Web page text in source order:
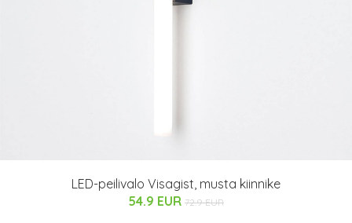
LED-peilivalo Visagist, musta kiinnike
54.9 EUR 72.9 EUR